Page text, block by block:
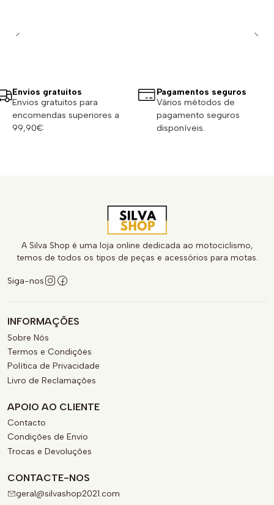
Envios gratuitos
Envios gratuitos para
encomendas superiores a
99,90€
Pagamentos seguros
Vários métodos de
pagamento seguros
disponíveis.
A Silva Shop é uma loja online dedicada ao motociclismo,
temos de todos os tipos de peças e acessórios para motas.
Siga-nos
INFORMAÇÕES
Sobre Nós
Termos e Condições
Política de Privacidade
Livro de Reclamações
APOIO AO CLIENTE
Contacto
Condições de Envio
Trocas e Devoluções
CONTACTE-NOS
geral@silvashop2021.com